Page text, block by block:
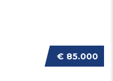
€ 85.000